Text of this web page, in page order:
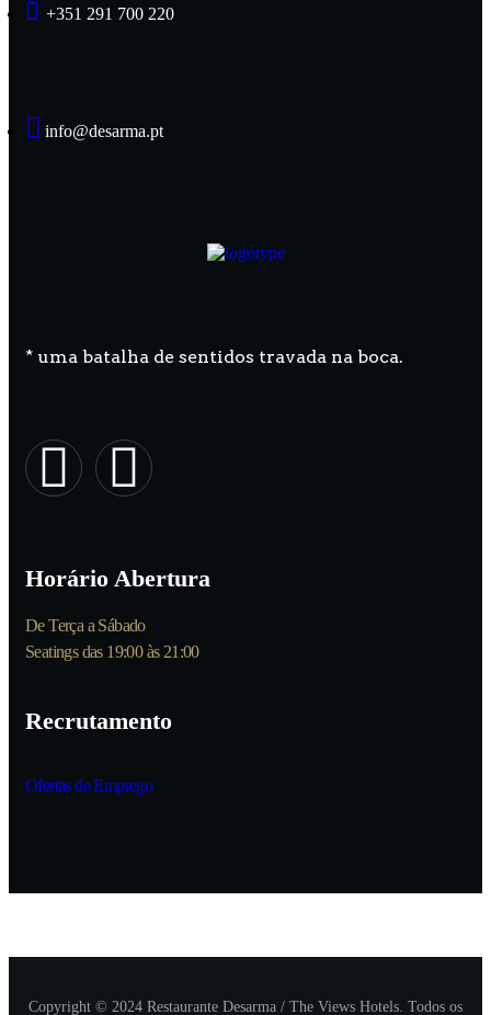
+351 291 700 220
info@desarma.pt
* uma batalha de sentidos travada na boca.
Horário Abertura
De Terça a Sábado
Seatings das 19:00 às 21:00
Recrutamento
Ofertas de Emprego
Copyright © 2024 Restaurante Desarma / The Views Hotels. Todos os